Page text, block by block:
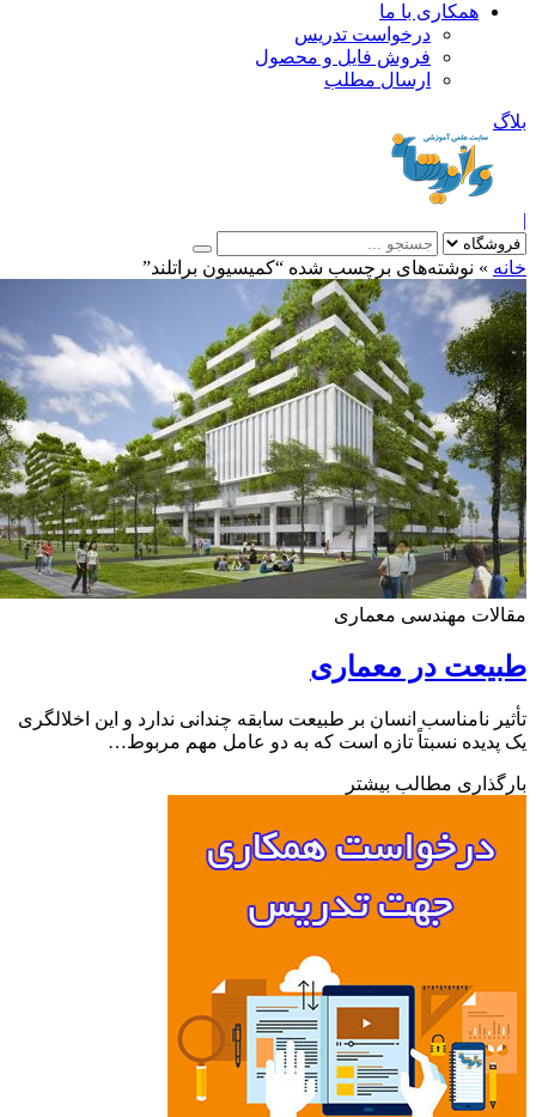
همکاری با ما
درخواست تدریس
فروش فایل و محصول
ارسال مطلب
»نوشته‌های برچسب شده “کمیسیون براتلند”
مهندسی معماری
در معماری
نامناسب انسان بر طبیعت سابقه چندانی ندارد و این اخلالگری
نسبتاً تازه است که به دو عامل مهم مربوط…
مطالب بیشتر